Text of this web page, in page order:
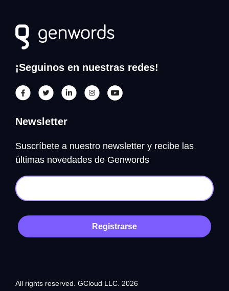
¡Seguinos en nuestras redes!
Newsletter
Suscríbete a nuestro newsletter y recibe las
últimas novedades de Genwords
Registrarse
All rights reserved. GCloud LLC. 2026